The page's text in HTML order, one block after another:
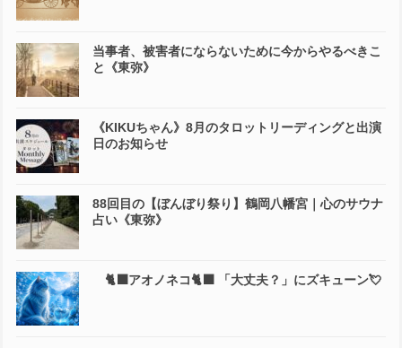
当事者、被害者にならないために今からやるべきこ
と《東弥》
《KIKUちゃん》8月のタロットリーディングと出演
日のお知らせ
88回目の【ぼんぼり祭り】鶴岡八幡宮｜心のサウナ
占い《東弥》
🐈‍⬛アオノネコ🐈‍⬛ 「大丈夫？」にズキューン💘